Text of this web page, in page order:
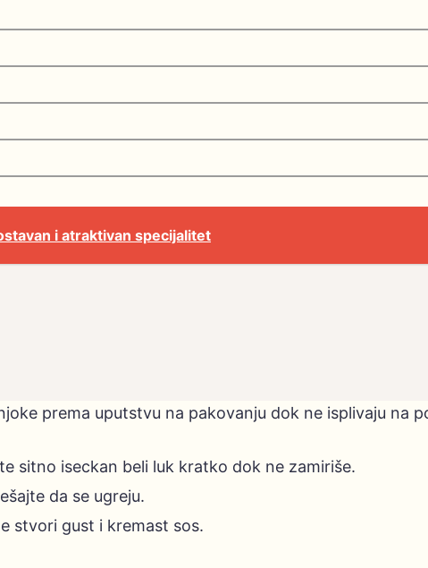
i atraktivan specijalitet
prema uputstvu na pakovanju dok ne isplivaju na
sitno iseckan beli luk kratko dok ne zamiriše.
da se ugreju.
stvori gust i kremast sos.